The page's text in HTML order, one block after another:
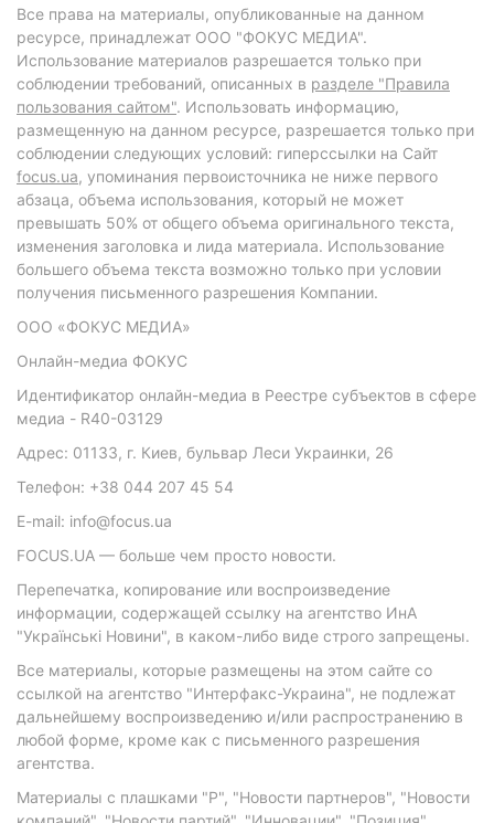
Все права на материалы, опубликованные на данном
ресурсе, принадлежат ООО "ФОКУС МЕДИА".
Использование материалов разрешается только при
соблюдении требований, описанных в разделе "Правила
пользования сайтом". Использовать информацию,
размещенную на данном ресурсе, разрешается только при
соблюдении следующих условий: гиперссылки на Сайт
focus.ua, упоминания первоисточника не ниже первого
абзаца, объема использования, который не может
превышать 50% от общего объема оригинального текста,
изменения заголовка и лида материала. Использование
большего объема текста возможно только при условии
получения письменного разрешения Компании.
ООО «ФОКУС МЕДИА»
Онлайн-медиа ФОКУС
Идентификатор онлайн-медиа в Реестре субъектов в сфере
медиа - R40-03129
Адрес: 01133, г. Киев, бульвар Леси Украинки, 26
Телефон: +38 044 207 45 54
E-mail: info@focus.ua
FOCUS.UA — больше чем просто новости.
Перепечатка, копирование или воспроизведение
информации, содержащей ссылку на агентство ИнА
"Українські Новини", в каком-либо виде строго запрещены.
Все материалы, которые размещены на этом сайте со
ссылкой на агентство "Интерфакс-Украина", не подлежат
дальнейшему воспроизведению и/или распространению в
любой форме, кроме как с письменного разрешения
агентства.
Материалы с плашками "Р", "Новости партнеров", "Новости